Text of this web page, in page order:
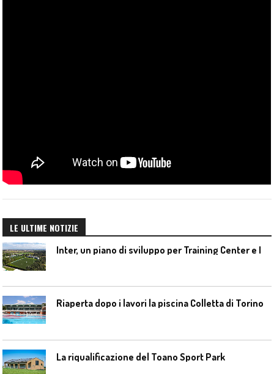
LE ULTIME NOTIZIE
Riaperta dopo i lavori la piscina Colletta di Torino
La riqualificazione del Toano Sport Park